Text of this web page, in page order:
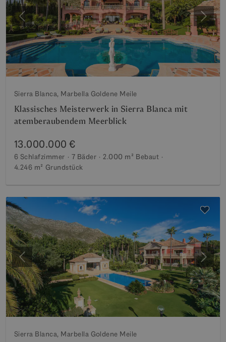
Vorherige
Sierra Blanca, Marbella Goldene Meile
Klassisches Meisterwerk in Sierra Blanca mit
atemberaubendem Meerblick
13.000.000 €
6 Schlafzimmer 7 Bäder 2.000 m² Bebaut
4.246 m² Grundstück
Vorherige
Sierra Blanca, Marbella Goldene Meile